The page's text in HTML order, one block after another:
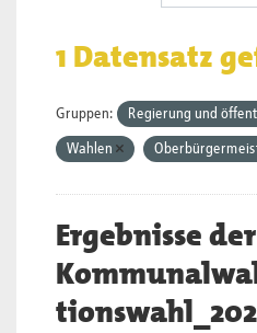
1 Datensatz
Gruppen: Regierung und
Wahlen
Ergebnisse der